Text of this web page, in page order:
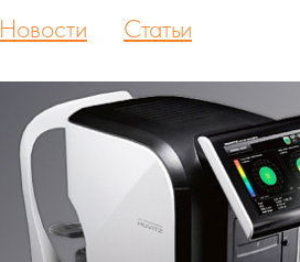
Новости Статьи